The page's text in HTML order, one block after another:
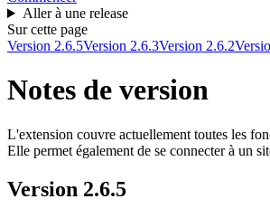
Aller à une release
Sur cette page
Version 2.6.5Version 2.6.3Version 2.6.2
Notes de version
L'extension couvre actuellement toutes les
Elle permet également de se connecter à un
Version 2.6.5